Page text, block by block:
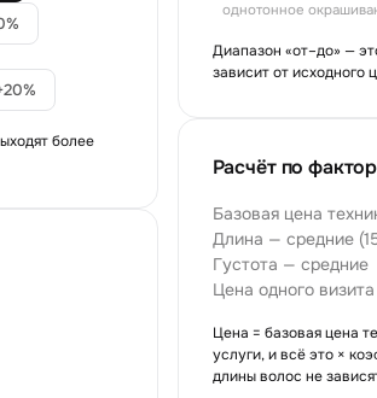
более
однотонное
Диапазон «от–до» —
зависит от исходного
Расчёт по
Базовая цена
Длина — средние
Густота — средние
Цена одного визита
Цена = базовая цена
услуги, и всё это ×
длины волос не